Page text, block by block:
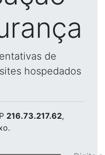
de
hospedados
216.73.217.62,